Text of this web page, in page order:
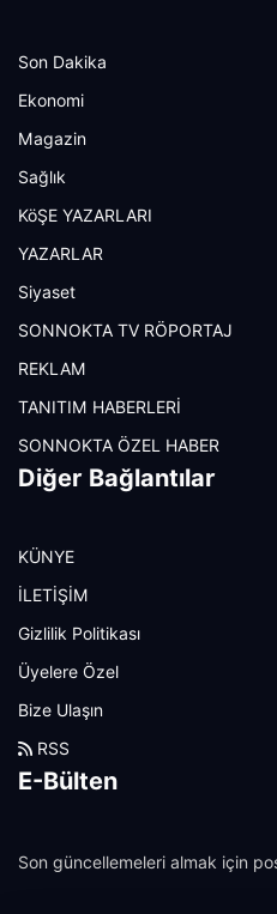
Son Dakika
Ekonomi
Magazin
Sağlık
KöŞE YAZARLARI
YAZARLAR
Siyaset
SONNOKTA TV RÖPORTAJ
REKLAM
TANITIM HABERLERİ
SONNOKTA ÖZEL HABER
Diğer Bağlantılar
KÜNYE
İLETİŞİM
Gizlilik Politikası
Üyelere Özel
Bize Ulaşın
RSS
E-Bülten
Son güncellemeleri almak için